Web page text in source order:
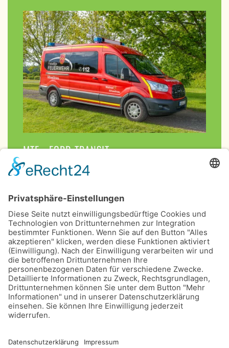
MTF - FORD TRANSIT
Juli 2017
Plasterfestes unser neuer am 14.Juli 2017 in
Dienst gestellter MTW Ford Transit feierlich
übergeben.
Er ersetzt den im Jahr 2007 angeschafften
Mercedes Sprinter, der im November 2016
ausgemustert werden musste.